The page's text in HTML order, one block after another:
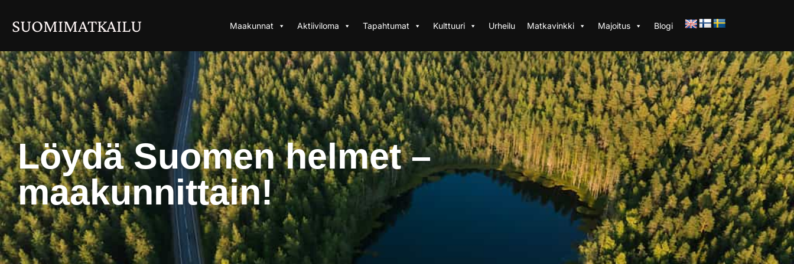
SUOMIMATKAILU Maakunnat Aktiiviloma Tapahtumat Kulttuuri Urheilu Matkavinkki Majoitus Blogi
Löydä Suomen helmet –
maakunnittain!